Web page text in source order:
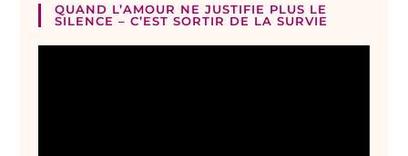
QUAND L’AMOUR NE JUSTIFIE PLUS LE
SILENCE – C’EST SORTIR DE LA SURVIE